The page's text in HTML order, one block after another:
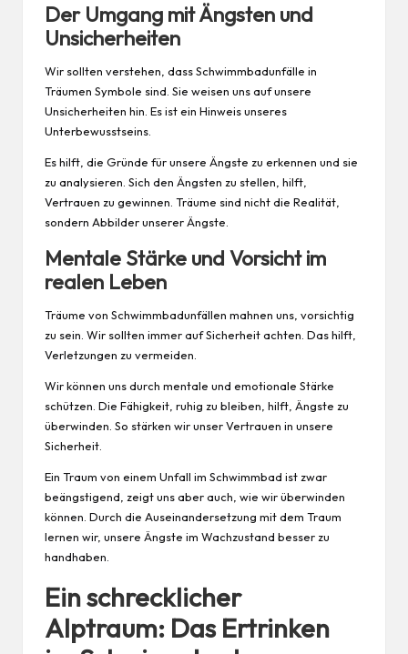
Der Umgang mit Ängsten und
Unsicherheiten
Wir sollten verstehen, dass Schwimmbadunfälle in
Träumen Symbole sind. Sie weisen uns auf unsere
Unsicherheiten hin. Es ist ein Hinweis unseres
Unterbewusstseins.
Es hilft, die Gründe für unsere Ängste zu erkennen und sie
zu analysieren. Sich den Ängsten zu stellen, hilft,
Vertrauen zu gewinnen. Träume sind nicht die Realität,
sondern Abbilder unserer Ängste.
Mentale Stärke und Vorsicht im
realen Leben
Träume von Schwimmbadunfällen mahnen uns, vorsichtig
zu sein. Wir sollten immer auf Sicherheit achten. Das hilft,
Verletzungen zu vermeiden.
Wir können uns durch mentale und emotionale Stärke
schützen. Die Fähigkeit, ruhig zu bleiben, hilft, Ängste zu
überwinden. So stärken wir unser Vertrauen in unsere
Sicherheit.
Ein Traum von einem Unfall im Schwimmbad ist zwar
beängstigend, zeigt uns aber auch, wie wir überwinden
können. Durch die Auseinandersetzung mit dem Traum
lernen wir, unsere Ängste im Wachzustand besser zu
handhaben.
Ein schrecklicher
Alptraum: Das Ertrinken